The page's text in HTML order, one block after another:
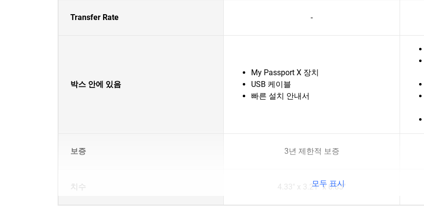
Transfer Rate -
박스 안에 있음
My Passport X 장치
USB 케이블
빠른 설치 안내서
보증 3년 제한적 보증
치수 4.33" x 3.21" x 0.83"
모두 표시